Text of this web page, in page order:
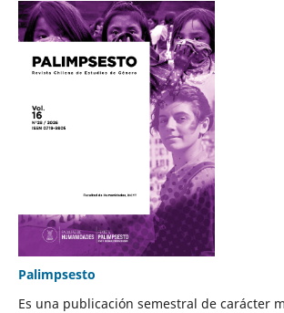
Palimpsesto
Es una publicación semestral de carácter